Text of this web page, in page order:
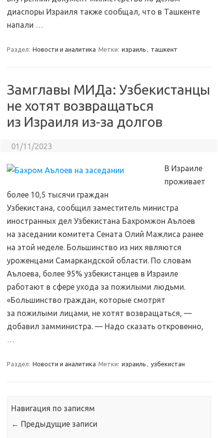
диаспоры Израиля также сообщал, что в Ташкенте
напали …
Раздел: Новости и аналитика Метки: израиль , ташкент
Замглавы МИДа: Узбекистанцы
не хотят возвращаться
из Израиля из-за долгов
01/11/2023
В Израиле
проживает
более 10,5 тысячи граждан
Узбекистана, сообщил заместитель министра
иностранных дел Узбекистана Бахромжон Аълоев
на заседании комитета Сената Олий Мажлиса ранее
на этой неделе. Большинство из них являются
уроженцами Самаркандской области. По словам
Аълоева, более 95% узбекистанцев в Израиле
работают в сфере ухода за пожилыми людьми.
«Большинство граждан, которые смотрят
за пожилыми лицами, не хотят возвращаться, —
добавил замминистра. — Надо сказать откровенно,
…
Раздел: Новости и аналитика Метки: израиль , узбекистан
Навигация по записям
← Предыдущие записи